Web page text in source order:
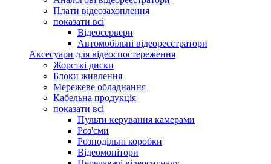
Плати відеозахоплення
показати всі
Відеосервери
Автомобільні відеореєстратори
Аксесуари для відеоспостереження
Жорсткі диски
Блоки живлення
Мережеве обладнання
Кабельна продукція
показати всі
Пульти керування камерами
Роз'єми
Розподільні коробки
Відеомонітори